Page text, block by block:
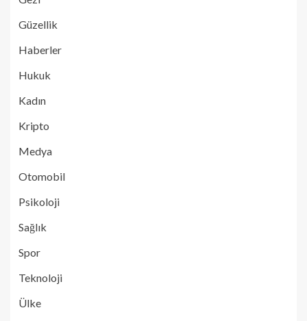
Güzellik
Haberler
Hukuk
Kadın
Kripto
Medya
Otomobil
Psikoloji
Sağlık
Spor
Teknoloji
Ülke